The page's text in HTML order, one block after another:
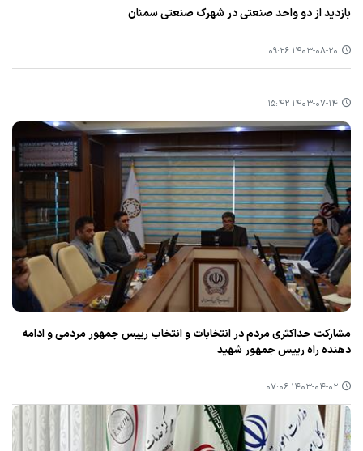
بازدید از دو واحد صنعتی در شهرك صنعتی سمنان
۱۴۰۳-۰۸-۲۰ ۰۹:۲۶
۱۴۰۳-۰۷-۱۴ ۱۵:۴۲
مشاركت حداكثری مردم در انتخابات و انتخاب رییس جمهور مردمی و ادامه
دهنده راه رییس جمهور شهید
۱۴۰۳-۰۴-۰۲ ۰۷:۰۶